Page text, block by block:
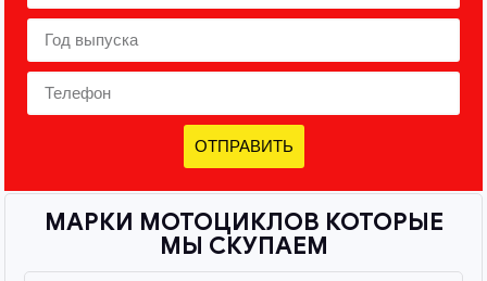
ОТПРАВИТЬ
МАРКИ МОТОЦИКЛОВ КОТОРЫЕ
МЫ СКУПАЕМ